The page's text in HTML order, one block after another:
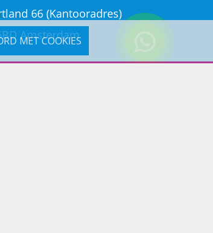
MET COOKIES
66 (Kantooradres)
Amsterdam